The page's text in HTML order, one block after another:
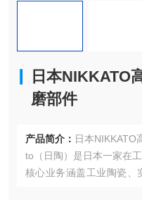
日本NIKKATO
磨部件
产品简介： 日本NIKKATO
to（日陶）是日本一家在
核心业务涵盖工业陶瓷、